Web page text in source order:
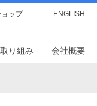
ップ ENGLISH
取り組み 会社概要